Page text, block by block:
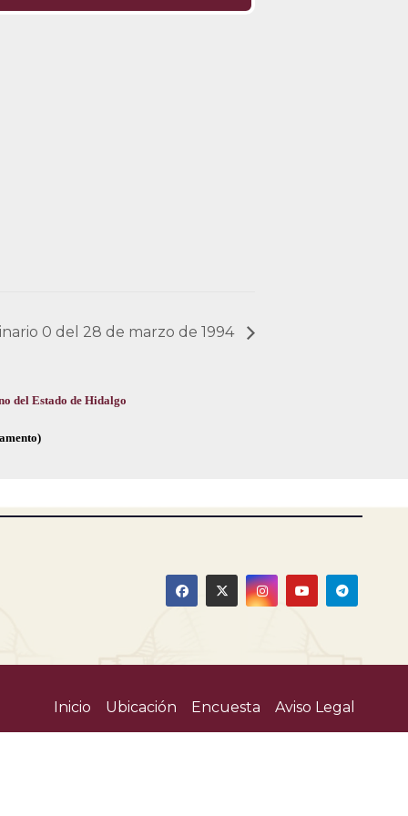
0 del 28 de marzo de 1994
del Estado de Hidalgo
Inicio Ubicación Encuesta Aviso Legal